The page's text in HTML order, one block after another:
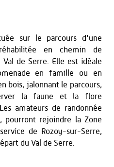
sur le parcours d'une
en chemin de
de Serre. Elle est idéale
en famille ou en
bois, jalonnant le parcours,
la faune et la flore
amateurs de randonnée
pourront rejoindre la Zone
de Rozoy-sur-Serre,
du Val de Serre.